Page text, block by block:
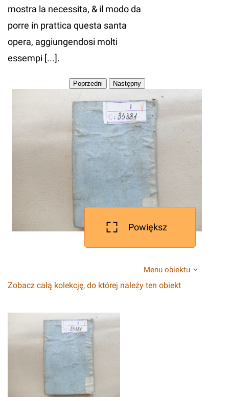
mostra la necessita, & il modo da
porre in prattica questa santa
opera, aggiungendosi molti
essempi [...].
Powiększ
Menu obiektu
Zobacz całą kolekcję, do której należy ten obiekt